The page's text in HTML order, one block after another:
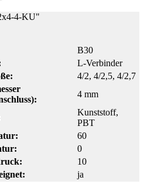
4-KU"
B30
L-Verbinder
4/2, 4/2,5, 4/2,7
4 mm
Kunststoff,
PBT
60
0
10
ja